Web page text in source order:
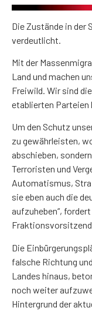
Die Zustände in der
verdeutlicht.
Mit der
Land und machen
Freiwild. Wir sind
etablierten Parteien
Um den Schutz
zu gewährleisten,
abschieben,
Terroristen und
Automatismus,
sie eben auch die
aufzuheben“,
Die
falsche Richtung
Landes hinaus,
noch weiter
Hintergrund der